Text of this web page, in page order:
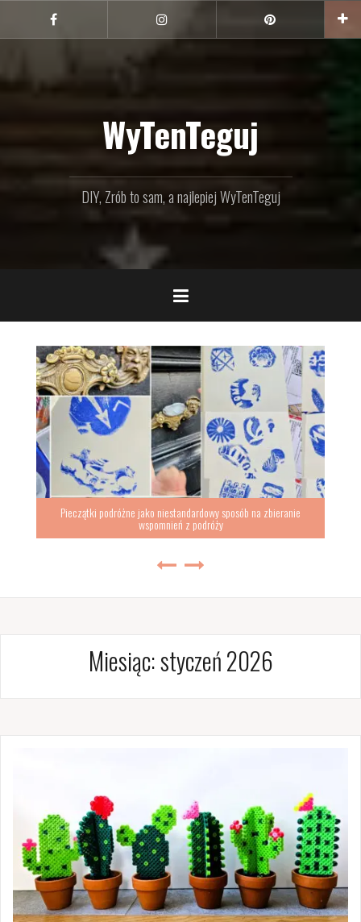
treści
Facebook Instagram
WyTenTeguj
DIY, Zrób to sam, a najlepiej WyTenTeguj
Pieczątki podróżne jako niestandardowy sposób na zbieranie
wspomnień z podróży
Miesiąc:styczeń 2026